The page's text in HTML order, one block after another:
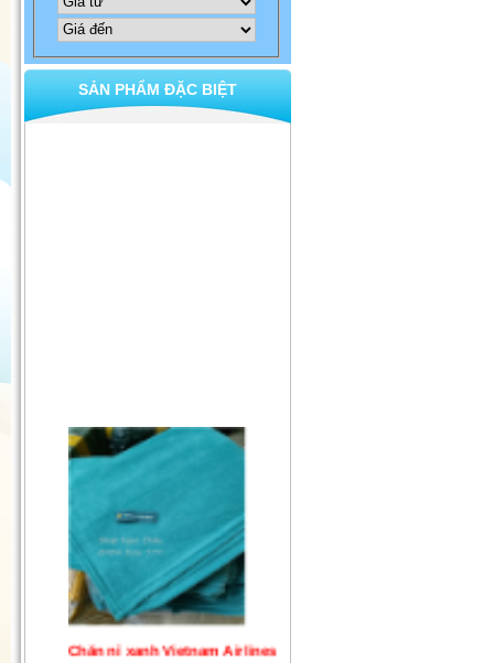
SẢN PHẨM ĐẶC BIỆT
Chăn nỉ xanh Vietnam Airlines
1mx1m6